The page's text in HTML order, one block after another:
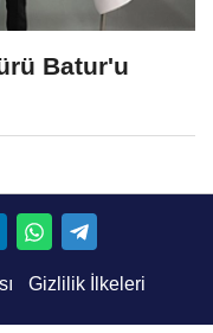
Batur'u
Gizlilik İlkeleri